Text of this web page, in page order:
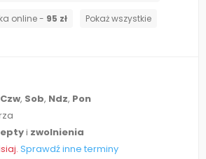
online - 95 zł Pokaż wszystkie
Czw, Sob, Ndz, Pon
i zwolnienia
Sprawdź inne terminy